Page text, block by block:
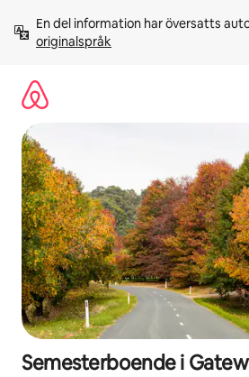
innehåll
En del information har översatts
originalspråk
Semesterboende i